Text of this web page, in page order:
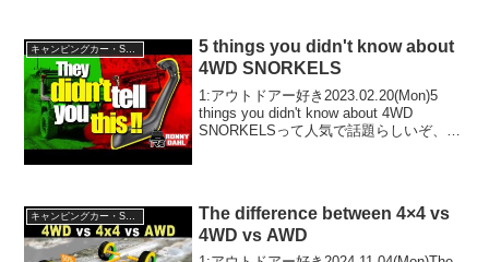
2024.01.14(Sun)この動画...
キャンピングカー・SUV人気車種
5 things you didn't know about
4WD SNORKELS
1:アウトドアー好き2023.02.20(Mon)5
things you didn't know about 4WD
SNORKELSって人気で話題らしいぞ、見
The difference between 4×4 vs
4WD vs AWD